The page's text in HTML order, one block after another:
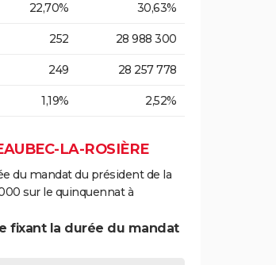
22,70% 30,63%
252 28 988 300
249 28 257 778
1,19% 2,52%
LA-ROSIÈRE
du mandat du président de la
sur le quinquennat à
fixant la durée du mandat